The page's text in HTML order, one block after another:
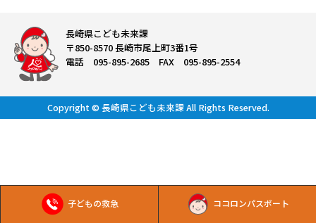
子どもの救急 ココロンパスポート
長崎県こども未来課
〒850-8570 長崎市尾上町3番1号
電話 095-895-2685 FAX 095-895-2554
Copyright © 長崎県こども未来課 All Rights Reserved.